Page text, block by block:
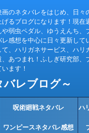
のネタバレをはじめ、日々
るブログになります！現在
弱虫ペダル、ゆうえんち、
感想を中心に日々更新して
、ハリガネサービス、ハリ
あつまれ！ふしぎ研究部、
ます！
バレブログ～
呪術廻戦ネタバレ ハ
ワンピースネタバレ感想